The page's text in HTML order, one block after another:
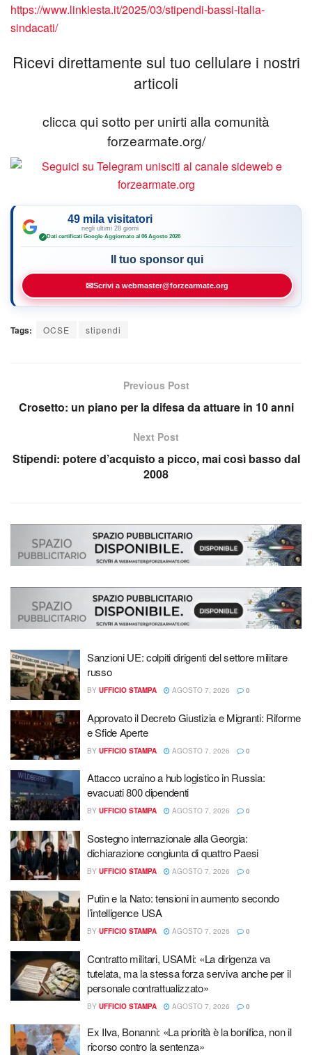
https://www.linkiesta.it/2025/03/stipendi-bassi-italia-
sindacati/
Ricevi direttamente sul tuo cellulare i nostri
articoli
clicca qui sotto per unirti alla comunità
forzearmate.org/
49 mila visitatori
negli ultimi 28 giorni
✓ Dati certificati Google·Aggiornato al 06 Agosto 2026
Il tuo sponsor qui
✉Scrivi a webmaster@forzearmate.org
Tags: OCSE stipendi
Previous Post
Crosetto: un piano per la difesa da attuare in 10 anni
Next Post
Stipendi: potere d’acquisto a picco, mai così basso dal
2008
Sanzioni UE: colpiti dirigenti del settore militare
russo
BY UFFICIO STAMPA AGOSTO 7, 2026 0
Approvato il Decreto Giustizia e Migranti: Riforme
e Sfide Aperte
BY UFFICIO STAMPA AGOSTO 7, 2026 0
Attacco ucraino a hub logistico in Russia:
evacuati 800 dipendenti
BY UFFICIO STAMPA AGOSTO 7, 2026 0
Sostegno internazionale alla Georgia:
dichiarazione congiunta di quattro Paesi
BY UFFICIO STAMPA AGOSTO 7, 2026 0
Putin e la Nato: tensioni in aumento secondo
l’intelligence USA
BY UFFICIO STAMPA AGOSTO 7, 2026 0
Contratto militari, USAMi: «La dirigenza va
tutelata, ma la stessa forza serviva anche per il
personale contrattualizzato»
BY UFFICIO STAMPA AGOSTO 7, 2026 0
Ex Ilva, Bonanni: «La priorità è la bonifica, non il
ricorso contro la sentenza»